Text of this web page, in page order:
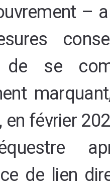
–
de se
en février
de lien